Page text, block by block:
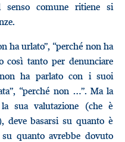
senso comune ritiene si
ha urlato”, “perché non ha
così tanto per denunciare
non ha parlato con i suoi
“perché non …”. Ma la
sua valutazione (che è
deve basarsi su quanto è
quanto avrebbe dovuto